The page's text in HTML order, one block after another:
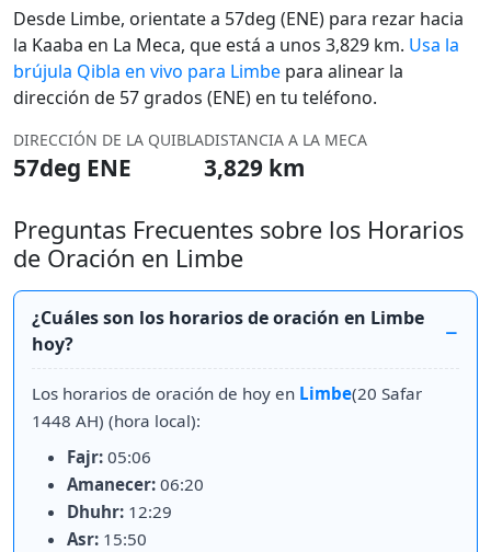
Desde Limbe, orientate a 57deg (ENE) para rezar hacia
la Kaaba en La Meca, que está a unos 3,829 km. Usa la
brújula Qibla en vivo para Limbe para alinear la
dirección de 57 grados (ENE) en tu teléfono.
DIRECCIÓN DE LA QUIBLA
57deg ENE
DISTANCIA A LA MECA
3,829 km
Preguntas Frecuentes sobre los Horarios
de Oración en Limbe
¿Cuáles son los horarios de oración en Limbe
hoy?
Los horarios de oración de hoy en Limbe(20 Safar
1448 AH) (hora local):
Fajr: 05:06
Amanecer: 06:20
Dhuhr: 12:29
Asr: 15:50